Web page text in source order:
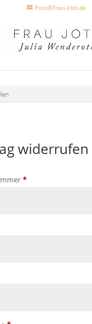
Post@Frau-Jott.de
widerrufen
*erforderlich